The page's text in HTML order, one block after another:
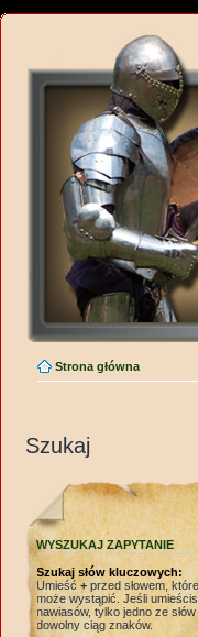
Strona główna
Szukaj
WYSZUKAJ ZAPYTANIE
Szukaj słów kluczowych:
Umieść+ przed słowem,
może wystąpić. Jeśli
nawiasów, tylko jedno ze
dowolny ciąg znaków.